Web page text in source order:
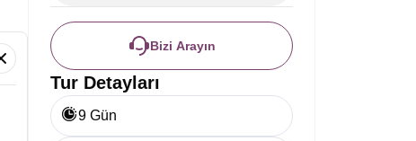
Bizi Arayın
Tur Detayları
9 Gün